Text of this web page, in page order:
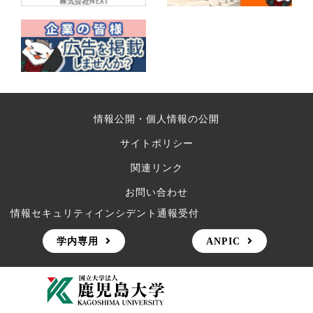
情報公開・個人情報の公開
サイトポリシー
関連リンク
お問い合わせ
情報セキュリティインシデント通報受付
学内専用 ANPIC